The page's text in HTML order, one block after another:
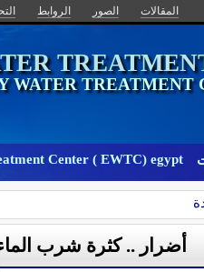
المقالات الصور الروابط
WATER TREATMENT
Center ( EWTC) egypt
أضرار .. كثرة شرب